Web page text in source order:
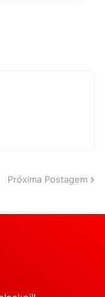
Próxima Postagem